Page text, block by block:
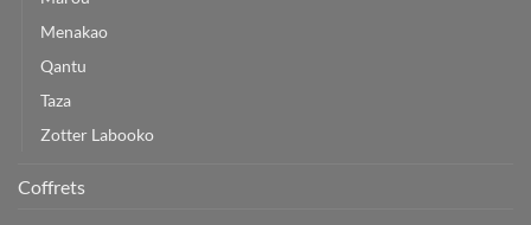
Menakao
Qantu
Taza
Zotter Labooko
Coffrets